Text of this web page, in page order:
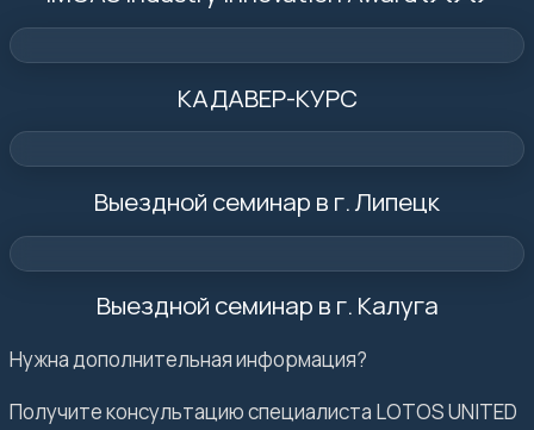
КАДАВЕР-КУРС
Выездной семинар в г. Липецк
Выездной семинар в г. Калуга
Нужна дополнительная информация?
Получите консультацию специалиста LOTOS UNITED